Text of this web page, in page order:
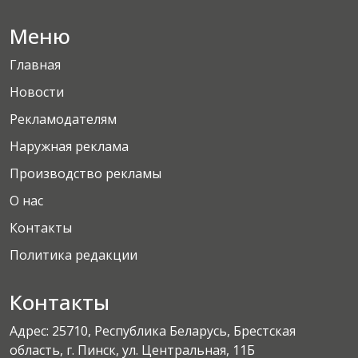
Меню
Главная
Новости
Рекламодателям
Наружная реклама
Производство рекламы
О нас
Контакты
Политика редакции
Контакты
Адрес: 25710, Республика Беларусь, Брестская
область, г. Пинск, ул. Центральная, 11Б